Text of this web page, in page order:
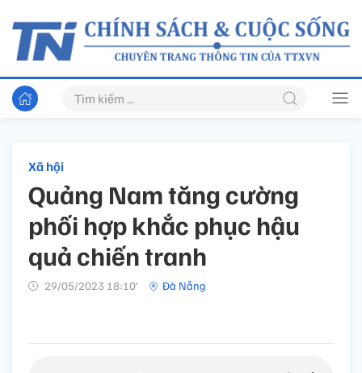
Xã hội
Quảng Nam tăng cường
phối hợp khắc phục hậu
quả chiến tranh
29/05/2023 18:10’ Đà Nẵng